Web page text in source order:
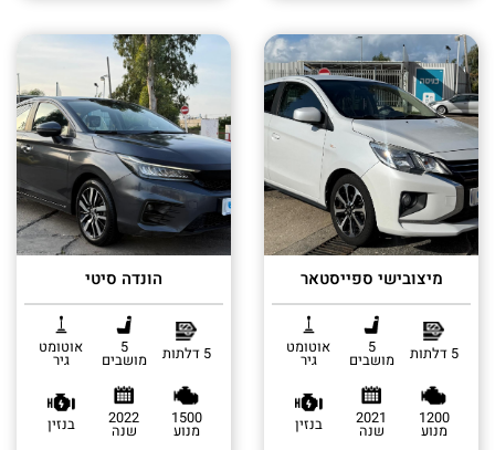
מיצובישי ספייסטאר
5 דלתות 5
מושבים
אוטומט
גיר
1200
מנוע
2021
שנה בנזין
הונדה סיטי
5 דלתות 5
מושבים
אוטומט
גיר
1500
מנוע
2022
שנה בנזין